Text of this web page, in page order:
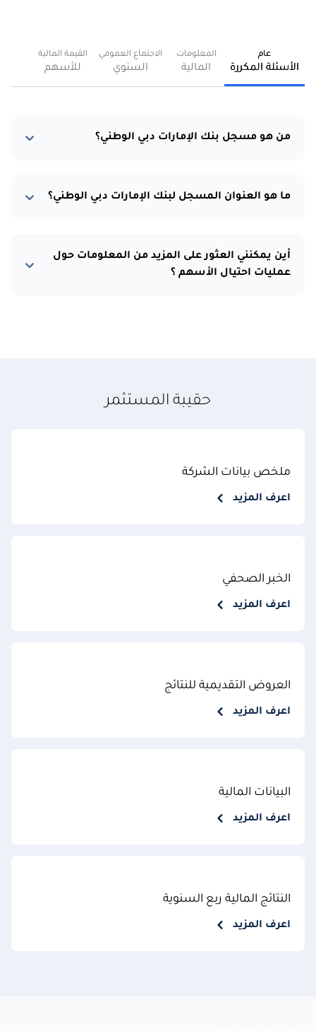
عام
الأسئلة المكررة
المعلومات
المالية
الاجتماع العمومي
السنوي
القيمة المالية
للأسهم
من هو مسجل بنك الإمارات دبي الوطني؟
ما هو العنوان المسجل لبنك الإمارات دبي الوطني؟
أين يمكنني العثور على المزيد من المعلومات حول
عمليات احتيال الأسهم ؟
حقيبة المستثمر
ملخص بيانات الشركة
اعرف المزيد
الخبر الصحفي
اعرف المزيد
العروض التقديمية للنتائج
اعرف المزيد
البيانات المالية
اعرف المزيد
النتائج المالية ربع السنوية
اعرف المزيد